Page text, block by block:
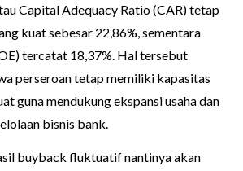
Capital Adequacy Ratio (CAR) tetap
kuat sebesar 22,86%, sementara
tercatat 18,37%. Hal tersebut
perseroan tetap memiliki kapasitas
guna mendukung ekspansi usaha dan
bisnis bank.
buyback fluktuatif nantinya akan